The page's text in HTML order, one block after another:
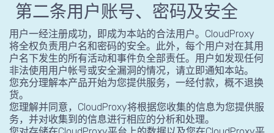
第二条用户账号、密码及安全
用户一经注册成功，即成为本站的合法用户。CloudProxy
将全权负责用户名和密码的安全。此外，每个用户对在其用
户名下发生的所有活动和事件负全部责任。用户如发现任何
非法使用用户帐号或安全漏洞的情况，请立即通知本站。
您充分理解本产品开始为您提供服务，一经付款，概不退换
货。
您理解并同意，CloudProxy将根据您收集的信息为您提供服
务，并对收集到的信息进行相应的分析和处理。